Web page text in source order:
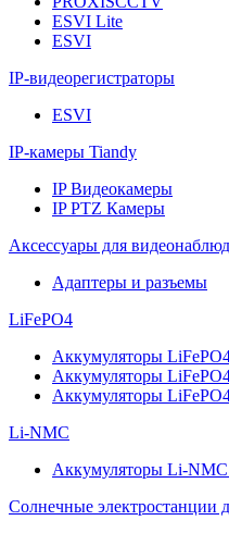
ESVI Lite
ESVI
IP-видеорегистраторы
ESVI
IP-камеры Tiandy
IP Видеокамеры
IP PTZ Камеры
Аксессуары для
Адаптеры и разъемы
LiFePO4
Аккумуляторы
Аккумуляторы
Аккумуляторы
Li-NMC
Аккумуляторы Li-
Солнечные электростанции